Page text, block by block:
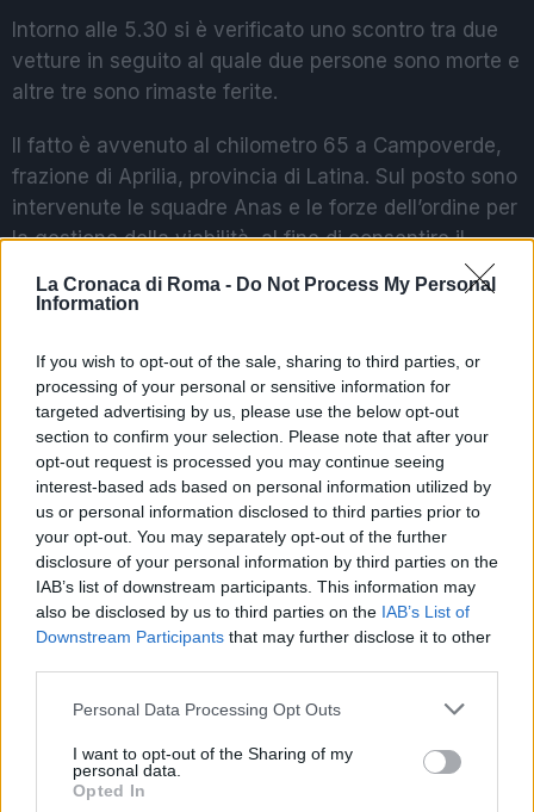
La Cronaca di Roma - Do Not Process My Personal
Information
If you wish to opt-out of the sale, sharing to third parties, or
processing of your personal or sensitive information for
targeted advertising by us, please use the below opt-out
section to confirm your selection. Please note that after your
opt-out request is processed you may continue seeing
interest-based ads based on personal information utilized by
us or personal information disclosed to third parties prior to
your opt-out. You may separately opt-out of the further
disclosure of your personal information by third parties on the
IAB’s list of downstream participants. This information may
also be disclosed by us to third parties on the IAB’s List of
Downstream Participants that may further disclose it to other
Please note that this website/app uses one or more Google
not limited to your visit or usage behaviour. You may click to
grant or deny consent to Google and its third-party tags to
use your data for below specified purposes in below Google
Personal Data Processing Opt Outs
I want to opt-out of the Sharing of my
personal data.
Opted In
Intorno alle 5.30 si è verificato uno scontro tra due
vetture in seguito al quale due persone sono morte e
altre tre sono rimaste ferite.
Il fatto è avvenuto al chilometro 65 a Campoverde,
frazione di Aprilia, provincia di Latina. Sul posto sono
intervenute le squadre Anas e le forze dell’ordine per
la gestione della viabilità, al fine di consentire il
ripristino della normale viabilità “nel più breve tempo
possibile”. Lo comunica Anas in una nota.
stata chiusa. Gli automobilisti riportano su Facebook
di essere in coda da almeno due ore in direzione
Roma.
Fonte
POTREBBE INTERESSARTI
Tragedia sulla Pontina: un
ciclista investito e ucciso da
CASTEL ROMANO Investimento
mortale sulla Pontina: le indagini
8 anni fa